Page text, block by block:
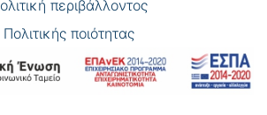
περιβάλλοντος
Πολιτικής ποιότητας